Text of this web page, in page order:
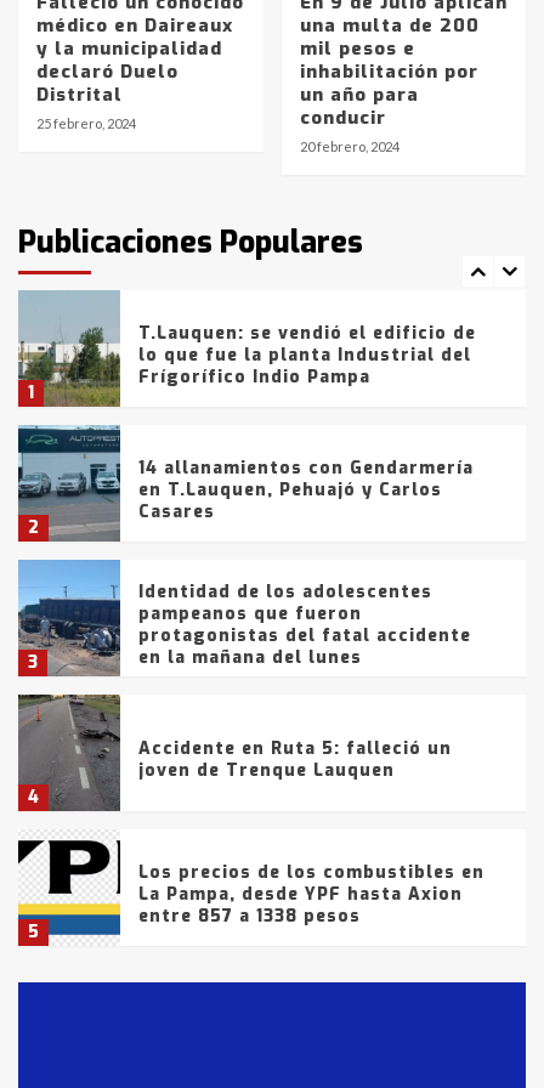
médico en Daireaux
y la municipalidad
declaró Duelo
Distrital
25 febrero, 2024
una multa de 200
mil pesos e
inhabilitación por
un año para
conducir
20 febrero, 2024
Publicaciones Populares
6
La Bolsa de Cereales de Bahía
Blanca anticipa que Agosto vendrá
con lluvias y heladas, en gran parte
fueron detenidos por
comercialización de drogas en la
tarde del sábado
1
T.Lauquen: se vendió el edificio de
lo que fue la planta Industrial del
Frígorífico Indio Pampa
2
14 allanamientos con Gendarmería
en T.Lauquen, Pehuajó y Carlos
Casares
3
Identidad de los adolescentes
pampeanos que fueron
protagonistas del fatal accidente
en la mañana del lunes
4
Accidente en Ruta 5: falleció un
joven de Trenque Lauquen
5
Los precios de los combustibles en
La Pampa, desde YPF hasta Axion
entre 857 a 1338 pesos